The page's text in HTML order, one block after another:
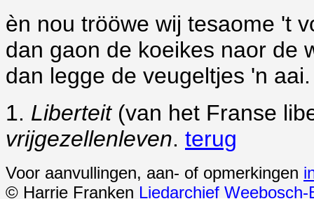
èn nou trööwe wij tesaome 't
dan gaon de koeikes naor de
dan legge de veugeltjes 'n aai.
1. Liberteit(van het Franse
vrijgezellenleven. terug
Voor aanvullingen, aan- of opmerkingen
© Harrie Franken Liedarchief Weebosch-